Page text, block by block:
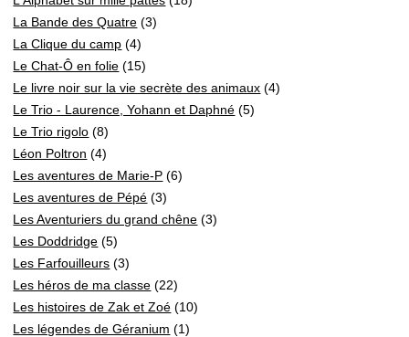
La Bande des Quatre (3)
La Clique du camp (4)
Le Chat-Ô en folie (15)
Le livre noir sur la vie secrète des animaux (4)
Le Trio - Laurence, Yohann et Daphné (5)
Le Trio rigolo (8)
Léon Poltron (4)
Les aventures de Marie-P (6)
Les aventures de Pépé (3)
Les Aventuriers du grand chêne (3)
Les Doddridge (5)
Les Farfouilleurs (3)
Les héros de ma classe (22)
Les histoires de Zak et Zoé (10)
Les légendes de Géranium (1)